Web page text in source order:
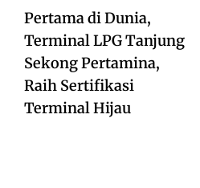
Pertama di Dunia,
Terminal LPG Tanjung
Sekong Pertamina,
Raih Sertifikasi
Terminal Hijau